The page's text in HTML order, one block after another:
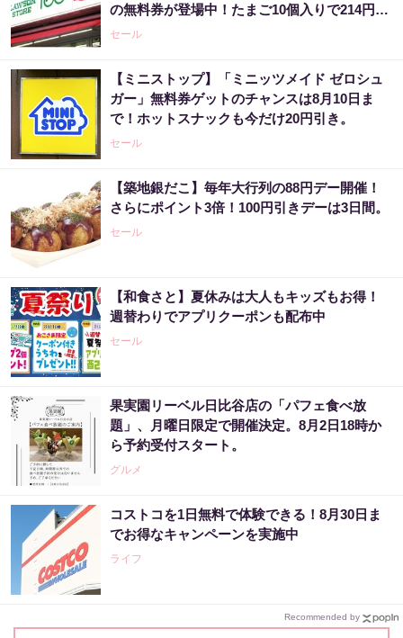
の無料券が登場中！たまご10個入りで214円な
どのお得企画も見逃せない。
セール
【ミニストップ】「ミニッツメイド ゼロシュ
ガー」無料券ゲットのチャンスは8月10日ま
で！ホットスナックも今だけ20円引き。
セール
【築地銀だこ】毎年大行列の88円デー開催！
さらにポイント3倍！100円引きデーは3日間。
セール
【和食さと】夏休みは大人もキッズもお得！
週替わりでアプリクーポンも配布中
セール
果実園リーベル日比谷店の「パフェ食べ放
題」、月曜日限定で開催決定。8月2日18時か
ら予約受付スタート。
グルメ
コストコを1日無料で体験できる！8月30日ま
でお得なキャンペーンを実施中
ライフ
Recommended by